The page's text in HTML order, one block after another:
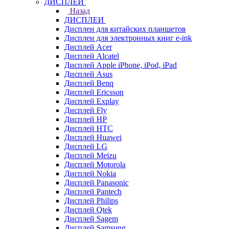
ДИСПЛЕИ
Назад
ДИСПЛЕИ
Дисплеи для китайских планшетов
Дисплеи для электронных книг e-ink
Дисплей Acer
Дисплей Alcatel
Дисплей Apple iPhone, iPod, iPad
Дисплей Asus
Дисплей Benq
Дисплей Ericsson
Дисплей Explay
Дисплей Fly
Дисплей HP
Дисплей HTC
Дисплей Huawei
Дисплей LG
Дисплей Meizu
Дисплей Motorola
Дисплей Nokia
Дисплей Panasonic
Дисплей Pantech
Дисплей Philips
Дисплей Qtek
Дисплей Sagem